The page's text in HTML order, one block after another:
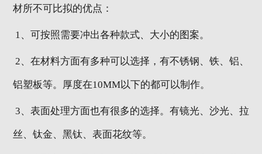
企业文化
材所不可比拟的优点：
1、可按照需要冲出各种款式、大小的图案。
2、在材料方面有多种可以选择，有不锈钢、铁、铝、
铝塑板等。厚度在10MM以下的都可以制作。
3、表面处理方面也有很多的选择。有镜光、沙光、拉
丝、钛金、黑钛、表面花纹等。